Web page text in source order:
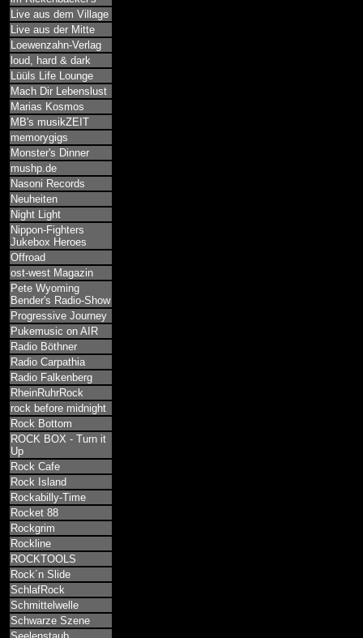
Live aus dem Village
Live aus der Mitte
Loewenzahn-Verlag
loud, hard & dark
Lüüls Life Lounge
Mach Dir Lebenslust
Marias Kosmos
MB's musikZEIT
memorygigs
Monster's Dinner
mushp.de
Nasoni Records
Neuheiten
Night Light
Nippon-Fighters
Jukebox Heroes
Offroad
ost-west Magazin
Pete Wyoming
Bender's Radio-Show
Progressive Journey
Pukemusic on AIR
Radio Böthner
Radio Carpathia
Radio Falkenberg
RheinRuhrRock
rock before midnight
Rock Bottom
ROCK BOX - Turn it
Up
Rock Cafe
Rock Island
Rockabilly-Time
Rocket 88
Rockgrim
Rockline
ROCKTOOLS
Rock´n Slide
SchlafRock
Schmittelwelle
Schwarze Szene